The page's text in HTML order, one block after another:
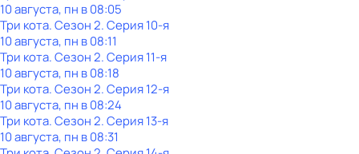
10 августа, пн в 08:05
Три кота. Сезон 2. Серия 10-я
10 августа, пн в 08:11
Три кота. Сезон 2. Серия 11-я
10 августа, пн в 08:18
Три кота. Сезон 2. Серия 12-я
10 августа, пн в 08:24
Три кота. Сезон 2. Серия 13-я
10 августа, пн в 08:31